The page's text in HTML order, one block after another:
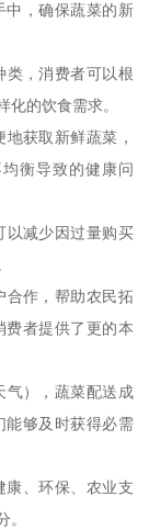
中，确保蔬菜的新
类，消费者可以根
的饮食需求。
获取新鲜蔬菜，
衡导致的健康问
以减少因过量购买
合作，帮助农民拓
费者提供了更的本
气），蔬菜配送成
能够及时获得必需
康、环保、农业支
。